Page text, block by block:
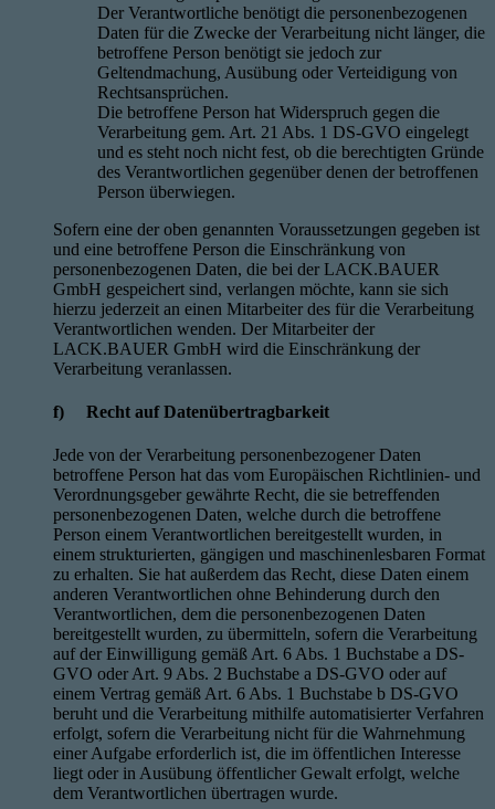
Der Verantwortliche benötigt die personenbezogenen
Daten für die Zwecke der Verarbeitung nicht länger, die
betroffene Person benötigt sie jedoch zur
Geltendmachung, Ausübung oder Verteidigung von
Rechtsansprüchen.
Die betroffene Person hat Widerspruch gegen die
Verarbeitung gem. Art. 21 Abs. 1 DS-GVO eingelegt
und es steht noch nicht fest, ob die berechtigten Gründe
des Verantwortlichen gegenüber denen der betroffenen
Person überwiegen.
Sofern eine der oben genannten Voraussetzungen gegeben ist
und eine betroffene Person die Einschränkung von
personenbezogenen Daten, die bei der LACK.BAUER
GmbH gespeichert sind, verlangen möchte, kann sie sich
hierzu jederzeit an einen Mitarbeiter des für die Verarbeitung
Verantwortlichen wenden. Der Mitarbeiter der
LACK.BAUER GmbH wird die Einschränkung der
Verarbeitung veranlassen.
f) Recht auf Datenübertragbarkeit
Jede von der Verarbeitung personenbezogener Daten
betroffene Person hat das vom Europäischen Richtlinien- und
Verordnungsgeber gewährte Recht, die sie betreffenden
personenbezogenen Daten, welche durch die betroffene
Person einem Verantwortlichen bereitgestellt wurden, in
einem strukturierten, gängigen und maschinenlesbaren Format
zu erhalten. Sie hat außerdem das Recht, diese Daten einem
anderen Verantwortlichen ohne Behinderung durch den
Verantwortlichen, dem die personenbezogenen Daten
bereitgestellt wurden, zu übermitteln, sofern die Verarbeitung
auf der Einwilligung gemäß Art. 6 Abs. 1 Buchstabe a DS-
GVO oder Art. 9 Abs. 2 Buchstabe a DS-GVO oder auf
einem Vertrag gemäß Art. 6 Abs. 1 Buchstabe b DS-GVO
beruht und die Verarbeitung mithilfe automatisierter Verfahren
erfolgt, sofern die Verarbeitung nicht für die Wahrnehmung
einer Aufgabe erforderlich ist, die im öffentlichen Interesse
liegt oder in Ausübung öffentlicher Gewalt erfolgt, welche
dem Verantwortlichen übertragen wurde.